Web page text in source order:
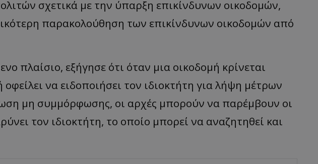
σχετικά με την ύπαρξη επικίνδυνων οικοδομών,
παρακολούθηση των επικίνδυνων οικοδομών από
πλαίσιο, εξήγησε ότι όταν μια οικοδομή κρίνεται
να ειδοποιήσει τον ιδιοκτήτη για λήψη μέτρων
μη συμμόρφωσης, οι αρχές μπορούν να παρέμβουν οι
τον ιδιοκτήτη, το οποίο μπορεί να αναζητηθεί και